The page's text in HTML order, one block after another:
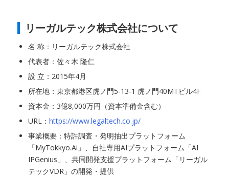
リーガルテック株式会社について
名 称：リーガルテック株式会社
代表者：佐々木 隆仁
設 立：2015年4月
所在地：東京都港区虎ノ門5-13-1 虎ノ門40MTビル4F
資本金：3億8,000万円（資本準備金含む）
URL： https://www.legaltech.co.jp/
事業概要：特許調査・発明抽出プラットフォーム
「MyTokkyo.Ai」、自社専用AIプラットフォーム「AI
IPGenius」、共同開発支援プラットフォーム「リーガル
テックVDR」の開発・提供